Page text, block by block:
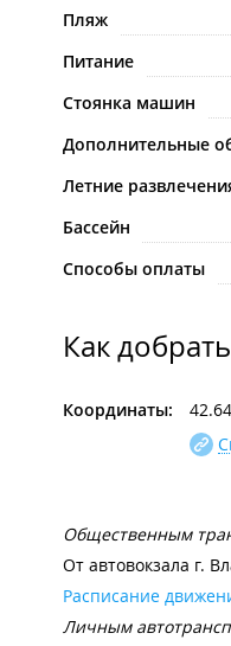
Пляж
Питание
Стоянка машин
Дополнительные
Летние
Бассейн
Способы оплаты
Как
Координаты:
Общественным
От автовокзала г.
Расписание
Личным